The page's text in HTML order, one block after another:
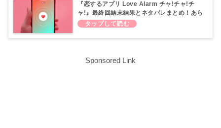
『恋するアプリ Love Alarm チャ!チャ!チ
ャ!』最終回結末結果とネタバレまとめ！あら
すじと考察にカップル予想も！（ABEMA独
Sponsored Link